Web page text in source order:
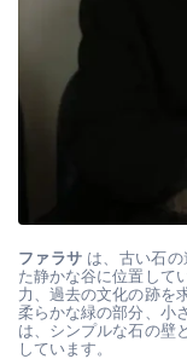
ファラサ は、古い石
た静かな谷に位置して
力、過去の文化の跡を
柔らかな緑の部分、小
は、シンプルな石の壁
しています。